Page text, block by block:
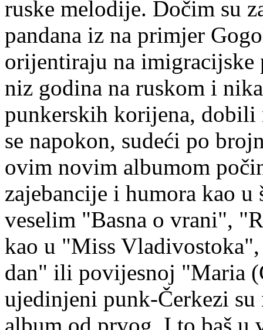
ruske melodije. Dočim su
pandana iz na primjer
orijentiraju na
niz godina na ruskom i
punkerskih korijena,
se napokon, sudeći po
ovim novim albumom
zajebancije i humora kao
veselim "Basna o vrani",
kao u "Miss
dan" ili povijesnoj "Maria
ujedinjeni punk-Čerkezi
album od prvog. I to baš u